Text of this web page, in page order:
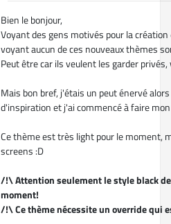
Bien le bonjour,
Voyant des gens motivés pour la
voyant aucun de ces nouveaux thèmes
Peut être car ils veulent les garder
Mais bon bref, j'étais un peut énervé
d'inspiration et j'ai commencé à faire
Ce thème est très light pour le moment,
screens :D
/!\ Attention seulement le style black
moment!
/!\ Ce thème nécessite un override qui